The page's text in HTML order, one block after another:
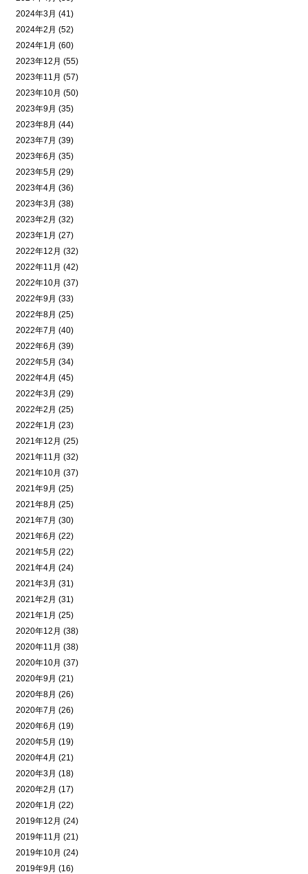
2024年3月 (41)
2024年2月 (52)
2024年1月 (60)
2023年12月 (55)
2023年11月 (57)
2023年10月 (50)
2023年9月 (35)
2023年8月 (44)
2023年7月 (39)
2023年6月 (35)
2023年5月 (29)
2023年4月 (36)
2023年3月 (38)
2023年2月 (32)
2023年1月 (27)
2022年12月 (32)
2022年11月 (42)
2022年10月 (37)
2022年9月 (33)
2022年8月 (25)
2022年7月 (40)
2022年6月 (39)
2022年5月 (34)
2022年4月 (45)
2022年3月 (29)
2022年2月 (25)
2022年1月 (23)
2021年12月 (25)
2021年11月 (32)
2021年10月 (37)
2021年9月 (25)
2021年8月 (25)
2021年7月 (30)
2021年6月 (22)
2021年5月 (22)
2021年4月 (24)
2021年3月 (31)
2021年2月 (31)
2021年1月 (25)
2020年12月 (38)
2020年11月 (38)
2020年10月 (37)
2020年9月 (21)
2020年8月 (26)
2020年7月 (26)
2020年6月 (19)
2020年5月 (19)
2020年4月 (21)
2020年3月 (18)
2020年2月 (17)
2020年1月 (22)
2019年12月 (24)
2019年11月 (21)
2019年10月 (24)
2019年9月 (16)